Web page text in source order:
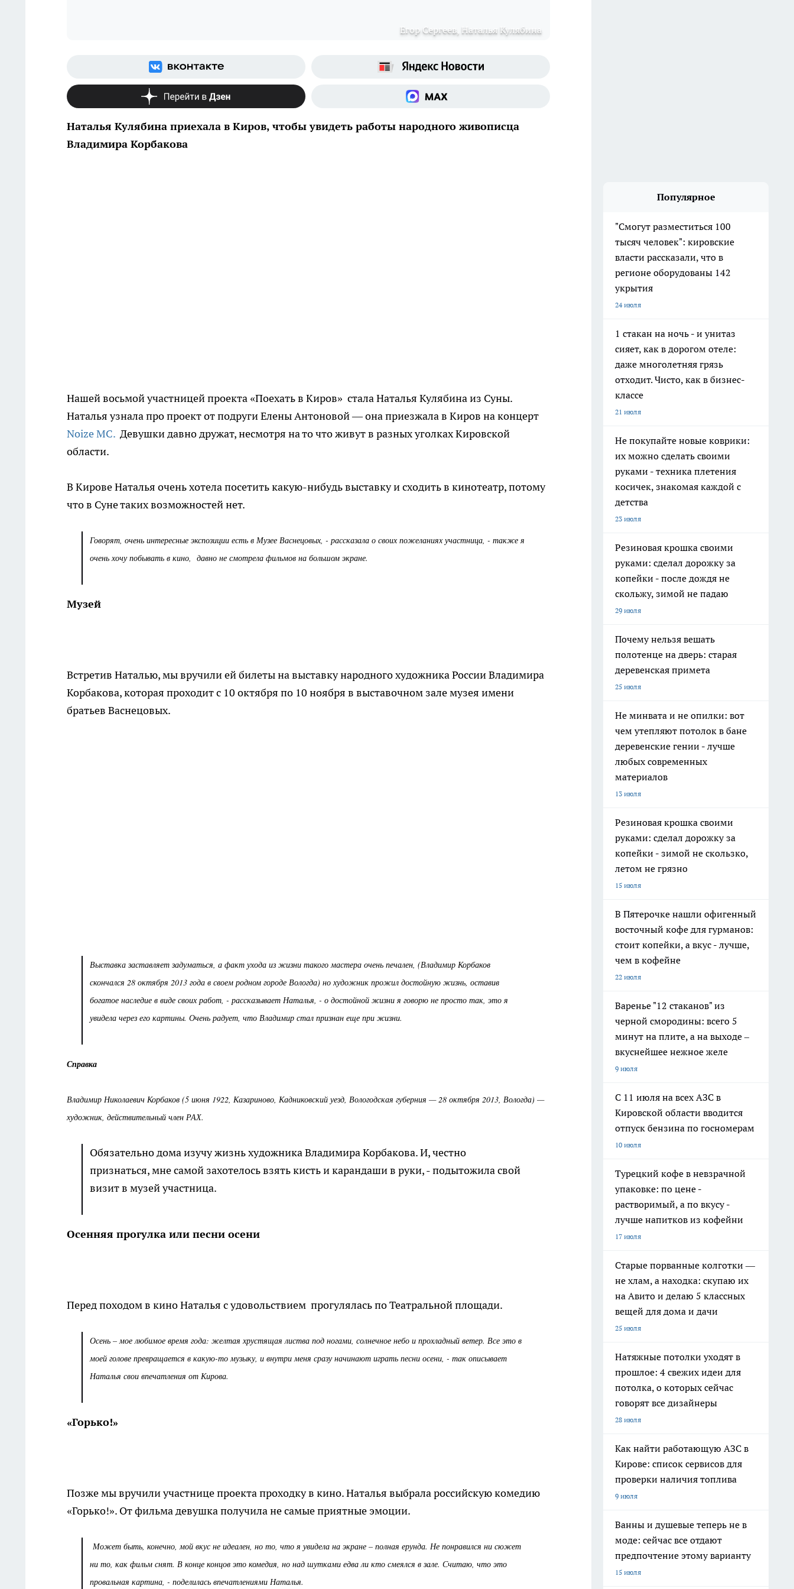
Егор Сергеев, Наталья Кулябина
Наталья Кулябина приехала в Киров, чтобы увидеть работы народного живописца
Владимира Корбакова
Нашей восьмой участницей проекта «Поехать в Киров» стала Наталья Кулябина из Суны.
Наталья узнала про проект от подруги Елены Антоновой — она приезжала в Киров на концерт
Noize MC. Девушки давно дружат, несмотря на то что живут в разных уголках Кировской
области.
В Кирове Наталья очень хотела посетить какую-нибудь выставку и сходить в кинотеатр, потому
что в Суне таких возможностей нет.
Говорят, очень интересные экспозиции есть в Музее Васнецовых, - рассказала о своих пожеланиях участница, - также я
очень хочу побывать в кино, давно не смотрела фильмов на большом экране.
Музей
Встретив Наталью, мы вручили ей билеты на выставку народного художника России Владимира
Корбакова, которая проходит с 10 октября по 10 ноября в выставочном зале музея имени
братьев Васнецовых.
Выставка заставляет задуматься, а факт ухода из жизни такого мастера очень печален, (Владимир Корбаков
скончался 28 октября 2013 года в своем родном городе Вологда) но художник прожил достойную жизнь, оставив
богатое наследие в виде своих работ, - рассказывает Наталья, - о достойной жизни я говорю не просто так, это я
увидела через его картины. Очень радует, что Владимир стал признан еще при жизни.
Справка
Владимир Николаевич Корбаков (5 июня 1922, Казариново, Кадниковский уезд, Вологодская губерния — 28 октября 2013, Вологда) —
художник, действительный член РАХ.
Обязательно дома изучу жизнь художника Владимира Корбакова. И, честно
признаться, мне самой захотелось взять кисть и карандаши в руки, - подытожила свой
визит в музей участница.
Осенняя прогулка или песни осени
Перед походом в кино Наталья с удовольствием прогулялась по Театральной площади.
Осень – мое любимое время года: желтая хрустящая листва под ногами, солнечное небо и прохладный ветер. Все это в
моей голове превращается в какую-то музыку, и внутри меня сразу начинают играть песни осени, - так описывает
Наталья свои впечатления от Кирова.
«Горько!»
Позже мы вручили участнице проекта проходку в кино. Наталья выбрала российскую комедию
«Горько!». От фильма девушка получила не самые приятные эмоции.
Может быть, конечно, мой вкус не идеален, но то, что я увидела на экране – полная ерунда. Не понравился ни сюжет
ни то, как фильм снят. В конце концов это комедия, но над шутками едва ли кто смеялся в зале. Считаю, что это
провальная картина, - поделилась впечатлениями Наталья.
Популярное
"Смогут разместиться 100
тысяч человек": кировские
власти рассказали, что в
регионе оборудованы 142
укрытия
24 июля
1 стакан на ночь - и унитаз
сияет, как в дорогом отеле:
даже многолетняя грязь
отходит. Чисто, как в бизнес-
классе
21 июля
Не покупайте новые коврики:
их можно сделать своими
руками - техника плетения
косичек, знакомая каждой с
детства
23 июля
Резиновая крошка своими
руками: сделал дорожку за
копейки - после дождя не
скольжу, зимой не падаю
29 июля
Почему нельзя вешать
полотенце на дверь: старая
деревенская примета
25 июля
Не минвата и не опилки: вот
чем утепляют потолок в бане
деревенские гении - лучше
любых современных
материалов
13 июля
Резиновая крошка своими
руками: сделал дорожку за
копейки - зимой не скользко,
летом не грязно
15 июля
В Пятерочке нашли офигенный
восточный кофе для гурманов:
стоит копейки, а вкус - лучше,
чем в кофейне
22 июля
Варенье "12 стаканов" из
черной смородины: всего 5
минут на плите, а на выходе –
вкуснейшее нежное желе
9 июля
С 11 июля на всех АЗС в
Кировской области вводится
отпуск бензина по госномерам
10 июля
Турецкий кофе в невзрачной
упаковке: по цене -
растворимый, а по вкусу -
лучше напитков из кофейни
17 июля
Старые порванные колготки —
не хлам, а находка: скупаю их
на Авито и делаю 5 классных
вещей для дома и дачи
25 июля
Натяжные потолки уходят в
прошлое: 4 свежих идеи для
потолка, о которых сейчас
говорят все дизайнеры
28 июля
Как найти работающую АЗС в
Кирове: список сервисов для
проверки наличия топлива
9 июля
Ванны и душевые теперь не в
моде: сейчас все отдают
предпочтение этому варианту
15 июля